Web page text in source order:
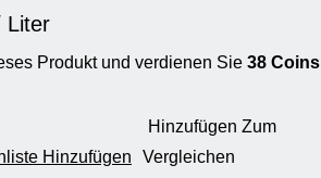
Liter
Produkt und verdienen Sie 38 Coins
Hinzufügen
Hinzufügen Zum
Vergleichen